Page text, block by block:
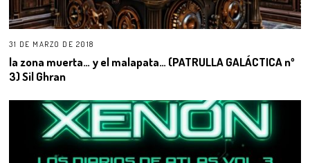
31 DE MARZO DE 2018
la zona muerta… y el malapata… (PATRULLA GALÁCTICA nº
3) Sil Ghran